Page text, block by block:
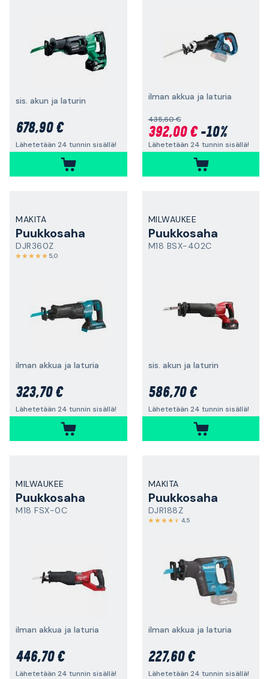
sis. akun ja laturin
678,90 €
Lähetetään 24 tunnin sisällä!
ilman akkua ja laturia
435,60 €
392,00 €-10%
Lähetetään 24 tunnin sisällä!
MAKITA
Puukkosaha
DJR360Z
5,0
ilman akkua ja laturia
323,70 €
Lähetetään 24 tunnin sisällä!
MILWAUKEE
Puukkosaha
M18 BSX-402C
sis. akun ja laturin
586,70 €
Lähetetään 24 tunnin sisällä!
MILWAUKEE
Puukkosaha
M18 FSX-0C
ilman akkua ja laturia
446,70 €
Lähetetään 24 tunnin sisällä!
MAKITA
Puukkosaha
DJR188Z
4,5
ilman akkua ja laturia
227,60 €
Lähetetään 24 tunnin sisällä!